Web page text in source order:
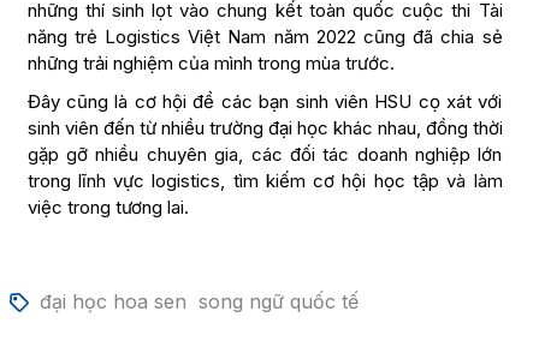
những thí sinh lọt vào chung kết toàn quốc cuộc thi Tài
năng trẻ Logistics Việt Nam năm 2022 cũng đã chia sẻ
những trải nghiệm của mình trong mùa trước.
Đây cũng là cơ hội để các bạn sinh viên HSU cọ xát với
sinh viên đến từ nhiều trường đại học khác nhau, đồng thời
gặp gỡ nhiều chuyên gia, các đối tác doanh nghiệp lớn
trong lĩnh vực logistics, tìm kiếm cơ hội học tập và làm
việc trong tương lai.
đại học hoa sen song ngữ quốc tế